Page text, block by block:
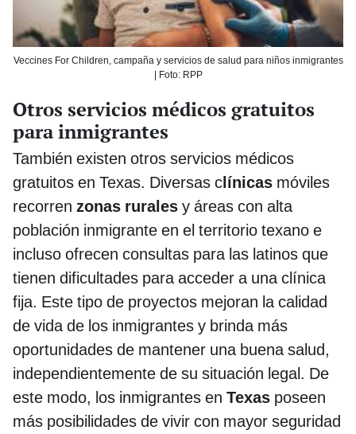
Veccines For Children, campaña y servicios de salud para niños inmigrantes
| Foto: RPP
Otros servicios médicos gratuitos
para inmigrantes
También existen otros servicios médicos
gratuitos en Texas. Diversas clínicas móviles
recorren zonas rurales y áreas con alta
población inmigrante en el territorio texano e
incluso ofrecen consultas para las latinos que
tienen dificultades para acceder a una clínica
fija. Este tipo de proyectos mejoran la calidad
de vida de los inmigrantes y brinda más
oportunidades de mantener una buena salud,
independientemente de su situación legal. De
este modo, los inmigrantes en Texas poseen
más posibilidades de vivir con mayor seguridad